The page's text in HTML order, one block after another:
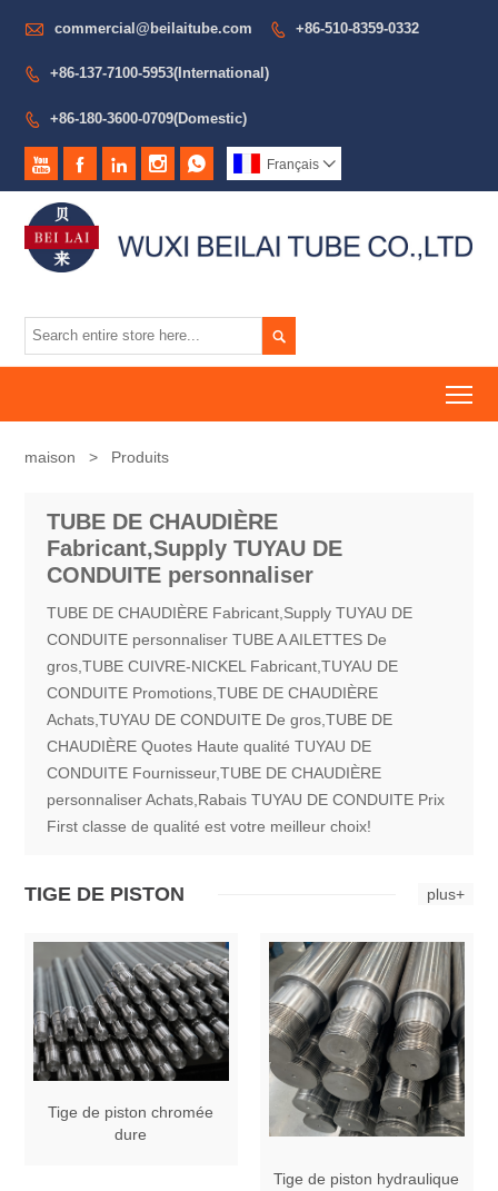
 commercial@beilaitube.com  +86-510-8359-0332
 +86-137-7100-5953(International)
 +86-180-3600-0709(Domestic)
     Français 

maison > Produits
TUBE DE CHAUDIÈRE
Fabricant,Supply TUYAU DE
CONDUITE personnaliser
TUBE DE CHAUDIÈRE Fabricant,Supply TUYAU DE
CONDUITE personnaliser TUBE A AILETTES De
gros,TUBE CUIVRE-NICKEL Fabricant,TUYAU DE
CONDUITE Promotions,TUBE DE CHAUDIÈRE
Achats,TUYAU DE CONDUITE De gros,TUBE DE
CHAUDIÈRE Quotes Haute qualité TUYAU DE
CONDUITE Fournisseur,TUBE DE CHAUDIÈRE
personnaliser Achats,Rabais TUYAU DE CONDUITE Prix
First classe de qualité est votre meilleur choix!
TIGE DE PISTON plus+
Tige de piston chromée
dure
Tige de piston hydraulique